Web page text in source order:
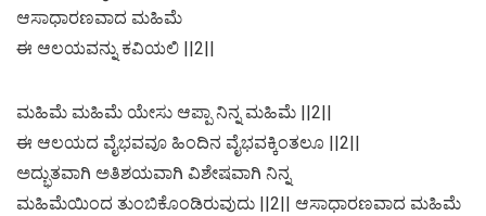
ಆಸಾಧಾರಣವಾದ ಮಹಿಮೆ
ಈ ಆಲಯವನ್ನು ಕವಿಯಲಿ ||2||
ಮಹಿಮೆ ಮಹಿಮೆ ಯೇಸು ಆಪ್ಪಾ ನಿನ್ನ ಮಹಿಮೆ ||2||
ಈ ಆಲಯದ ವೈಭವವೂ ಹಿಂದಿನ ವೈಭವಕ್ಕಿಂತಲೂ ||2||
ಅದ್ಭುತವಾಗಿ ಅತಿಶಯವಾಗಿ ವಿಶೇಷವಾಗಿ ನಿನ್ನ
ಮಹಿಮೆಯಿಂದ ತುಂಬಿಕೊಂಡಿರುವುದು ||2|| ಆಸಾಧಾರಣವಾದ ಮಹಿಮೆ